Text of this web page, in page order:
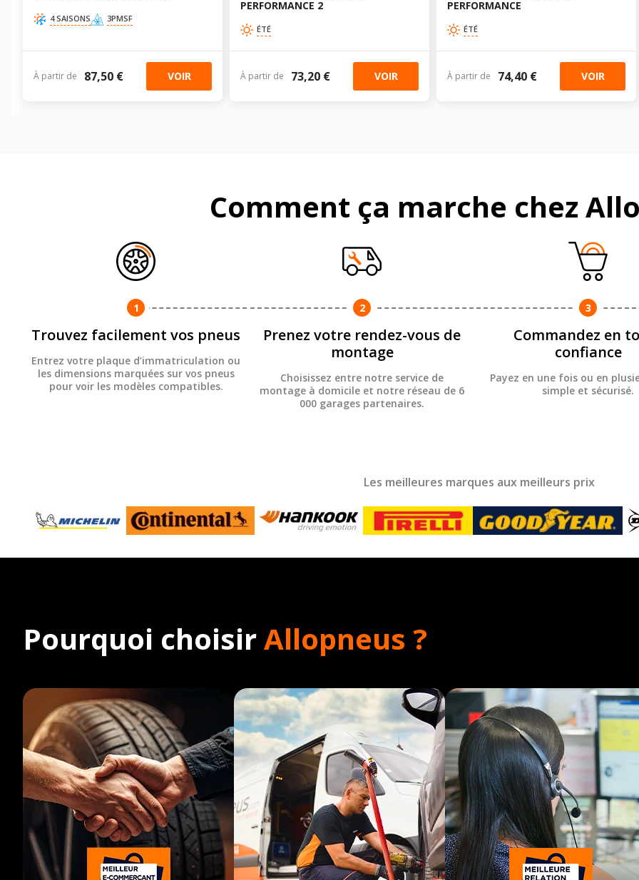
4 SAISONS 3PMSF
À partir de 87,50 € VOIR
PERFORMANCE 2
ÉTÉ
À partir de 73,20 € VOIR
PERFORMANCE
ÉTÉ
À partir de 74,40 € VOIR
Comment ça marche chez
1
Trouvez facilement vos pneus
Entrez votre plaque d’immatriculation ou
les dimensions marquées sur vos pneus
pour voir les modèles compatibles.
2
Prenez votre rendez-vous de
montage
Choisissez entre notre service de
montage à domicile et notre réseau de 6
000 garages partenaires.
3
Commandez en
confiance
Payez en une fois ou en
simple et sécurisé.
Les meilleures marques aux meilleurs prix
Pourquoi choisirAllopneus ?